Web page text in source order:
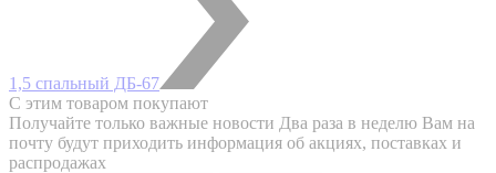
1,5 спальный ДБ-67
С этим товаром покупают
Получайте только важные новости Два раза в неделю Вам на
почту будут приходить информация об акциях, поставках и
распродажах